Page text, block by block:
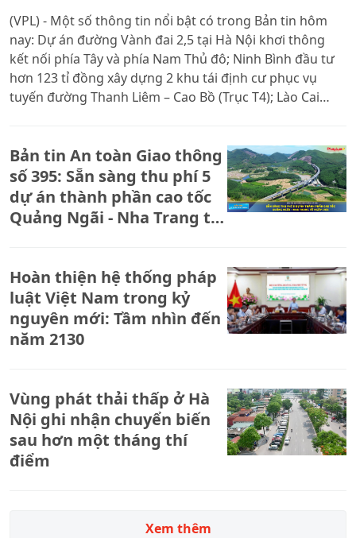
(VPL) - Một số thông tin nổi bật có trong Bản tin hôm
nay: Dự án đường Vành đai 2,5 tại Hà Nội khơi thông
kết nối phía Tây và phía Nam Thủ đô; Ninh Bình đầu tư
hơn 123 tỉ đồng xây dựng 2 khu tái định cư phục vụ
tuyến đường Thanh Liêm – Cao Bồ (Trục T4); Lào Cai
hơn 6.312 tỉ đồng.
Bản tin An toàn Giao thông
số 395: Sẵn sàng thu phí 5
dự án thành phần cao tốc
Quảng Ngãi - Nha Trang từ
Hoàn thiện hệ thống pháp
luật Việt Nam trong kỷ
nguyên mới: Tầm nhìn đến
năm 2130
Vùng phát thải thấp ở Hà
Nội ghi nhận chuyển biến
sau hơn một tháng thí
điểm
Xem thêm